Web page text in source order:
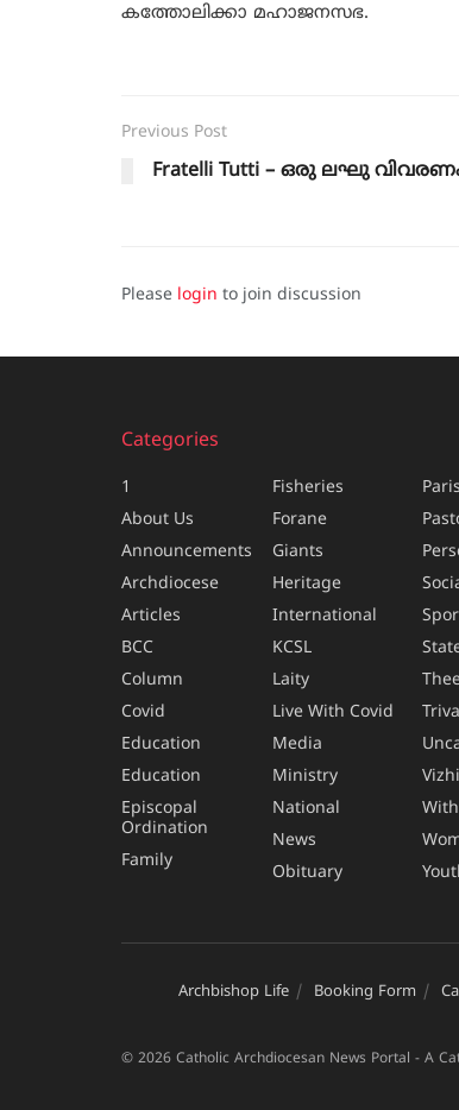
കത്തോലിക്കാ മഹാജനസഭ.
Previous Post
Fratelli Tutti – ഒരു ലഘു
Please login to join discussion
Categories
1
About Us
Announcements
Archdiocese
Articles
BCC
Column
Covid
Education
Education
Episcopal
Ordination
Family
Fisheries
Forane
Giants
Heritage
International
KCSL
Laity
Live With Covid
Media
Ministry
National
News
Obituary
Archbishop Life Booking Form
© 2026 Catholic Archdiocesan News Portal - A